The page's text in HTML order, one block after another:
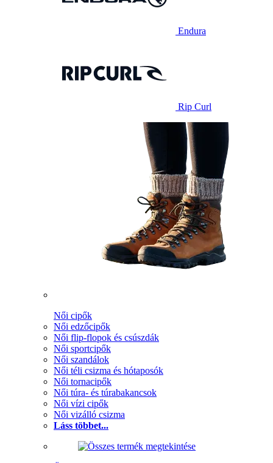
Endura
Rip Curl
Női cipők
Női edzőcipők
Női flip-flopok és csúszdák
Női sportcipők
Női szandálok
Női téli csizma és hótaposók
Női tornacipők
Női túra- és túrabakancsok
Női vízi cipők
Női vizálló csizma
Láss többet...